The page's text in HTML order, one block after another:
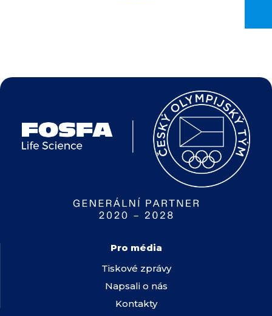
Pro média
Tiskové zprávy
Napsali o nás
Kontakty